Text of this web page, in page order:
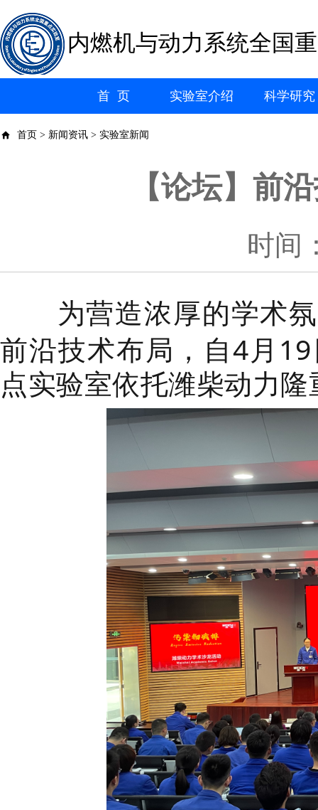
内燃机与动力系统全国
首 页 实验室介绍 科学研究
首页 > 新闻资讯 > 实验室新闻
【论坛】前
时间
为营造浓厚的学术
前沿技术布局，自4月
点实验室依托潍柴动力